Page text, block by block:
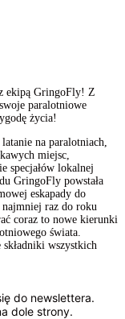
ekipą GringoFly! Z
paralotniowe
życia!
na paralotniach,
miejsc,
specjałów lokalnej
GringoFly powstała
eskapady do
raz do roku
coraz to nowe kierunki
świata.
składniki wszystkich
do newslettera.
dole strony.